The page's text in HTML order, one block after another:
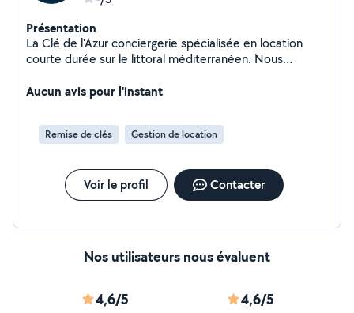
Présentation
La Clé de l'Azur conciergerie spécialisée en location
courte durée sur le littoral méditerranéen. Nous
complète de leur bien (annonce, voyageurs, ménage,
contraintes.
Aucun avis pour l'instant
Remise de clés Gestion de location
Voir le profil Contacter
Nos utilisateurs nous évaluent
4,6/5 4,6/5